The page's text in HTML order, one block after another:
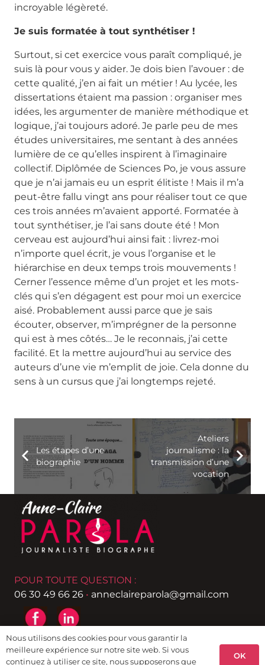
incroyable légèreté.
Je suis formatée à tout synthétiser !
Surtout, si cet exercice vous paraît compliqué, je
suis là pour vous y aider. Je dois bien l’avouer : de
cette qualité, j’en ai fait un métier ! Au lycée, les
dissertations étaient ma passion : organiser mes
idées, les argumenter de manière méthodique et
logique, j’ai toujours adoré. Je parle peu de mes
études universitaires, me sentant à des années
lumière de ce qu’elles inspirent à l’imaginaire
collectif. Diplômée de Sciences Po, je vous assure
que je n’ai jamais eu un esprit élitiste ! Mais il m’a
peut-être fallu vingt ans pour réaliser tout ce que
ces trois années m’avaient apporté. Formatée à
tout synthétiser, je l’ai sans doute été ! Mon
cerveau est aujourd’hui ainsi fait : livrez-moi
n’importe quel écrit, je vous l’organise et le
hiérarchise en deux temps trois mouvements !
Cerner l’essence même d’un projet et les mots-
clés qui s’en dégagent est pour moi un exercice
aisé. Probablement aussi parce que je sais
écouter, observer, m’imprégner de la personne
qui est à mes côtés… Je le reconnais, j’ai cette
facilité. Et la mettre aujourd’hui au service des
auteurs d’une vie m’emplit de joie. Cela donne du
sens à un cursus que j’ai longtemps rejeté.
Les étapes d’une
biographie
Ateliers
journalisme : la
transmission d’une
vocation
POUR TOUTE QUESTION :
06 30 49 66 26 • anneclaireparola@gmail.com
Copyright© 2025 Anne-Claire Parola
Nous utilisons des cookies pour vous garantir la
meilleure expérience sur notre site web. Si vous
continuez à utiliser ce site, nous supposerons que
OK